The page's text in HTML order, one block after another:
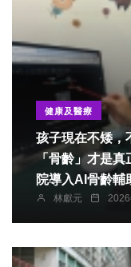
健康及醫療
孩子現在不矮，
「骨齡」才是真正關鍵 別錯過黃
院導入AI骨齡輔
林獻元 2026